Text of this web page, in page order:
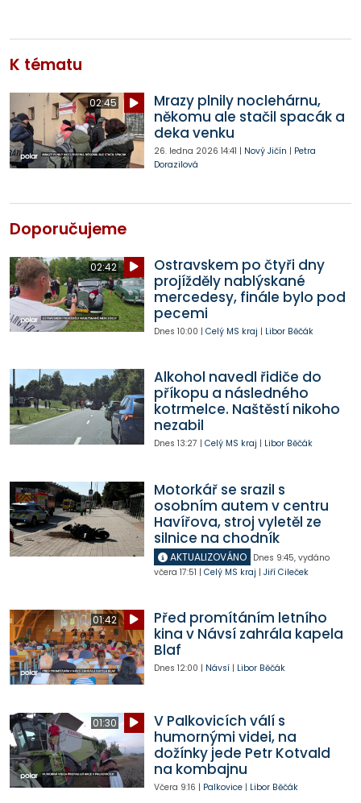
K tématu
02:45
Mrazy plnily noclehárnu,
někomu ale stačil spacák a
deka venku
26. ledna 2026 14:41 | Nový Jičín | Petra
Dorazilová
Doporučujeme
02:42
Ostravskem po čtyři dny
projížděly nablýskané
mercedesy, finále bylo pod
pecemi
Dnes 10:00 | Celý MS kraj | Libor Běčák
Alkohol navedl řidiče do
příkopu a následného
kotrmelce. Naštěstí nikoho
nezabil
Dnes 13:27 | Celý MS kraj | Libor Běčák
Motorkář se srazil s
osobním autem v centru
Havířova, stroj vyletěl ze
silnice na chodník
AKTUALIZOVÁNO Dnes 9:45, vydáno
včera 17:51 | Celý MS kraj | Jiří Cileček
01:42
Před promítáním letního
kina v Návsí zahrála kapela
Blaf
Dnes 12:00 | Návsí| Libor Běčák
01:30
V Palkovicích válí s
humornými videi, na
dožínky jede Petr Kotvald
na kombajnu
Včera 9:16 | Palkovice| Libor Běčák